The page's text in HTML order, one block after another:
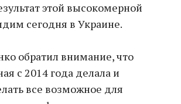
этой высокомерной
сегодня в Украине.
обратил внимание, что
с 2014 года делала и
все возможное для